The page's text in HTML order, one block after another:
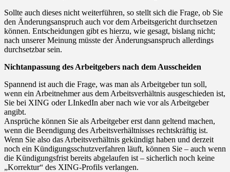
Sollte auch dieses nicht weiterführen, so stellt sich die Frage, ob Sie
den Änderungsanspruch auch vor dem Arbeitsgericht durchsetzen
können. Entscheidungen gibt es hierzu, wie gesagt, bislang nicht;
nach unserer Meinung müsste der Änderungsanspruch allerdings
durchsetzbar sein.
Nichtanpassung des Arbeitgebers nach dem Ausscheiden
Spannend ist auch die Frage, was man als Arbeitgeber tun soll,
wenn ein Arbeitnehmer aus dem Arbeitsverhältnis ausgeschieden ist,
Sie bei XING oder LInkedIn aber nach wie vor als Arbeitgeber
angibt.
Ansprüche können Sie als Arbeitgeber erst dann geltend machen,
wenn die Beendigung des Arbeitsverhältnisses rechtskräftig ist.
Wenn Sie also das Arbeitsverhältnis gekündigt haben und derzeit
noch ein Kündigungsschutzverfahren läuft, können Sie – auch wenn
die Kündigungsfrist bereits abgelaufen ist – sicherlich noch keine
„Korrektur“ des XING-Profils verlangen.